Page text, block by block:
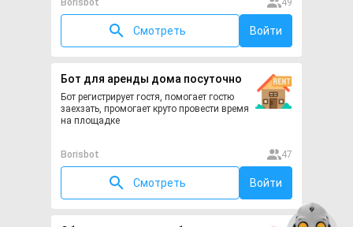
Borisbot 49
Смотреть Войти
Бот для аренды дома посуточно
Бот регистрирует гостя, помогает гостю
заехзать, промогает круто провести время
на площадке
Borisbot 47
Смотреть Войти